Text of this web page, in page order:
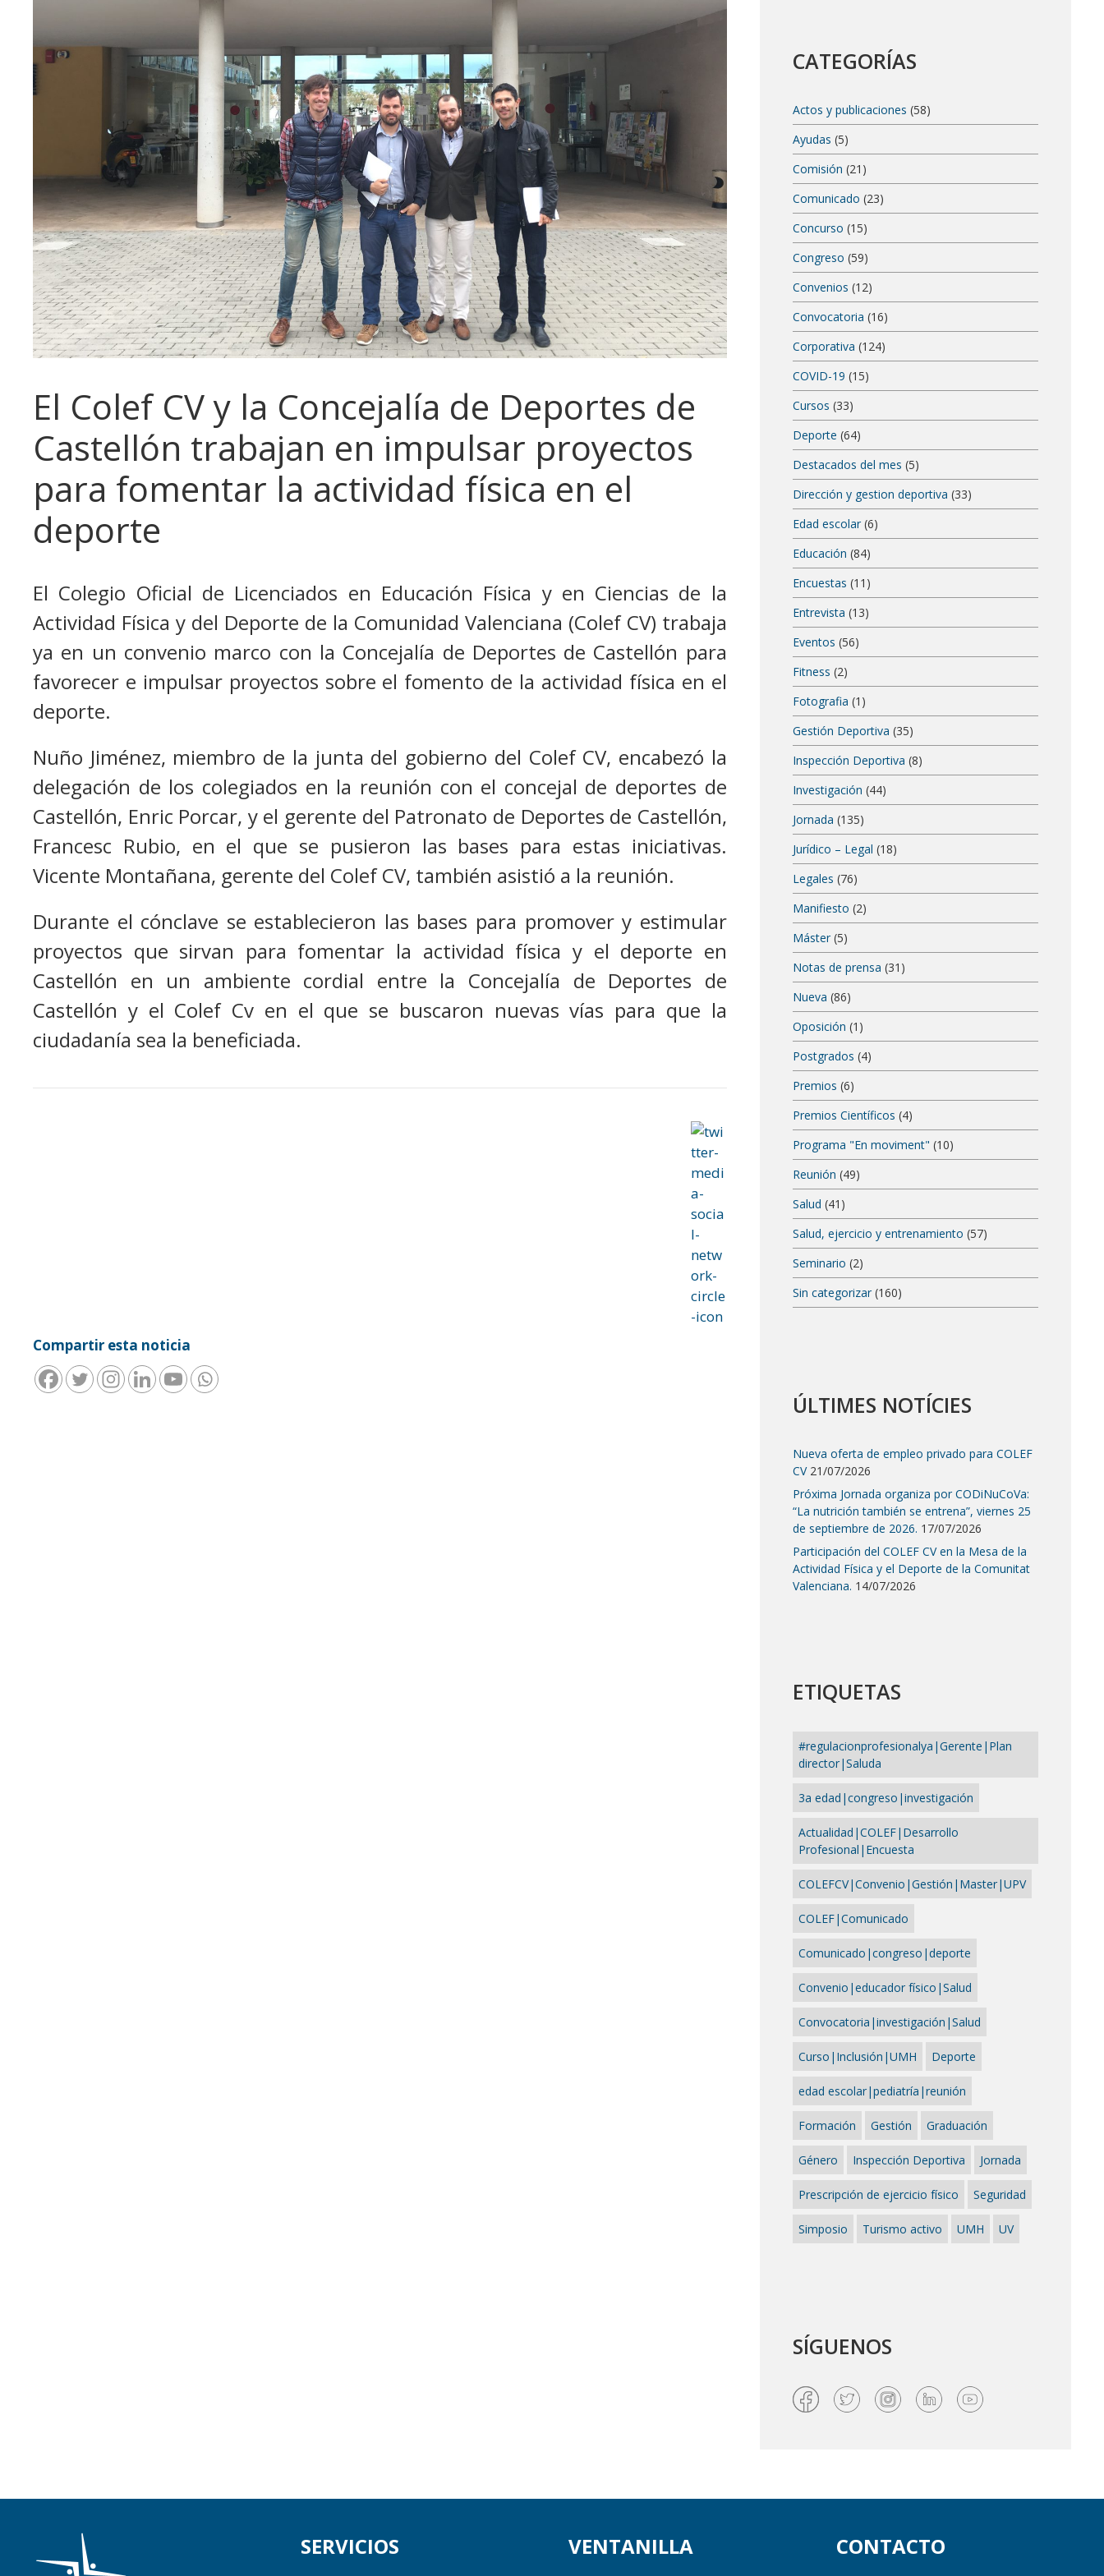
El Colef CV y la Concejalía de Deportes de
Castellón trabajan en impulsar proyectos
para fomentar la actividad física en el
deporte
El Colegio Oficial de Licenciados en Educación Física y en Ciencias de la
Actividad Física y del Deporte de la Comunidad Valenciana (Colef CV) trabaja
ya en un convenio marco con la Concejalía de Deportes de Castellón para
favorecer e impulsar proyectos sobre el fomento de la actividad física en el
deporte.
Nuño Jiménez, miembro de la junta del gobierno del Colef CV, encabezó la
delegación de los colegiados en la reunión con el concejal de deportes de
Castellón, Enric Porcar, y el gerente del Patronato de Deportes de Castellón,
Francesc Rubio, en el que se pusieron las bases para estas iniciativas.
Vicente Montañana, gerente del Colef CV, también asistió a la reunión.
Durante el cónclave se establecieron las bases para promover y estimular
proyectos que sirvan para fomentar la actividad física y el deporte en
Castellón en un ambiente cordial entre la Concejalía de Deportes de
Castellón y el Colef Cv en el que se buscaron nuevas vías para que la
ciudadanía sea la beneficiada.
Compartir esta noticia
CATEGORÍAS
Actos y publicaciones (58)
Ayudas (5)
Comisión (21)
Comunicado (23)
Concurso (15)
Congreso (59)
Convenios (12)
Convocatoria (16)
Corporativa (124)
COVID-19 (15)
Cursos (33)
Deporte (64)
Destacados del mes (5)
Dirección y gestion deportiva (33)
Edad escolar(6)
Educación (84)
Encuestas (11)
Entrevista (13)
Eventos (56)
Fitness (2)
Fotografia (1)
Gestión Deportiva (35)
Inspección Deportiva (8)
Investigación (44)
Jornada (135)
Jurídico – Legal (18)
Legales (76)
Manifiesto (2)
Máster(5)
Notas de prensa (31)
Nueva (86)
Oposición (1)
Postgrados (4)
Premios (6)
Premios Científicos (4)
Programa "En moviment" (10)
Reunión (49)
Salud (41)
Salud, ejercicio y entrenamiento (57)
Seminario (2)
Sin categorizar(160)
ÚLTIMES NOTÍCIES
Nueva oferta de empleo privado para COLEF
CV 21/07/2026
Próxima Jornada organiza por CODiNuCoVa:
“La nutrición también se entrena”, viernes 25
de septiembre de 2026. 17/07/2026
Participación del COLEF CV en la Mesa de la
Actividad Física y el Deporte de la Comunitat
Valenciana. 14/07/2026
ETIQUETAS
#regulacionprofesionalya|Gerente|Plan
director|Saluda
3a edad|congreso|investigación
Actualidad|COLEF|Desarrollo
Profesional|Encuesta
COLEFCV|Convenio|Gestión|Master|UPV
COLEF|Comunicado
Comunicado|congreso|deporte
Convenio|educador físico|Salud
Convocatoria|investigación|Salud
Curso|Inclusión|UMH Deporte
edad escolar|pediatría|reunión
Formación Gestión Graduación
Género Inspección Deportiva Jornada
Prescripción de ejercicio físico Seguridad
Simposio Turismo activo UMH UV
SÍGUENOS
SERVICIOS VENTANILLA CONTACTO